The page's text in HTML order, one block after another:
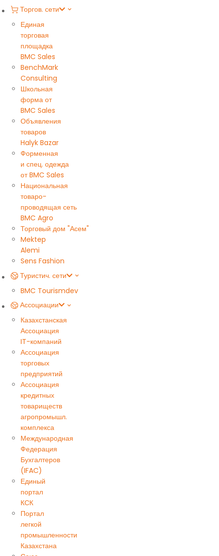
Торгов. сети
Единая
торговая
площадка
BMC Sales
BenchMark
Consulting
Школьная
форма от
BMC Sales
Объявления
товаров
Halyk Bazar
Форменная
и спец. одежда
от BMC Sales
Национальная
товаро-
проводящая сеть
BMC Agro
Торговый дом "Асем"
Mektep
Alemi
Sens Fashion
Туристич. сети
BMC Tourismdev
Ассоциации
Казахстанская
Ассоциация
IT-компаний
Ассоциация
торговых
предприятий
Ассоциация
кредитных
товариществ
агропромышл.
комплекса
Международная
Федерация
Бухгалтеров
(IFAC)
Единый
портал
КСК
Портал
легкой
промышленности
Казахстана